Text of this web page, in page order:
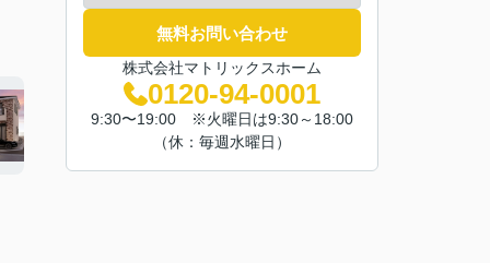
無料お問い合わせ
株式会社マトリックスホーム
0120-94-0001
9:30〜19:00 ※火曜日は9:30～18:00
（休：毎週水曜日）